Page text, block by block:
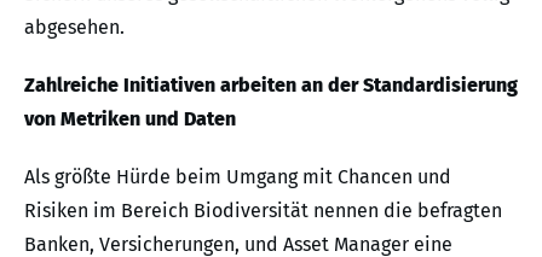
abgesehen.
Zahlreiche Initiativen arbeiten an der Standardisierung
von Metriken und Daten
Als größte Hürde beim Umgang mit Chancen und
Risiken im Bereich Biodiversität nennen die befragten
Banken, Versicherungen, und Asset Manager eine